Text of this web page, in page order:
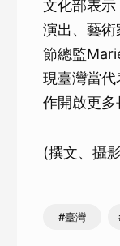
文化部表
演出、藝
節總監
現臺灣當
作開啟更多
(撰文、攝
#臺灣